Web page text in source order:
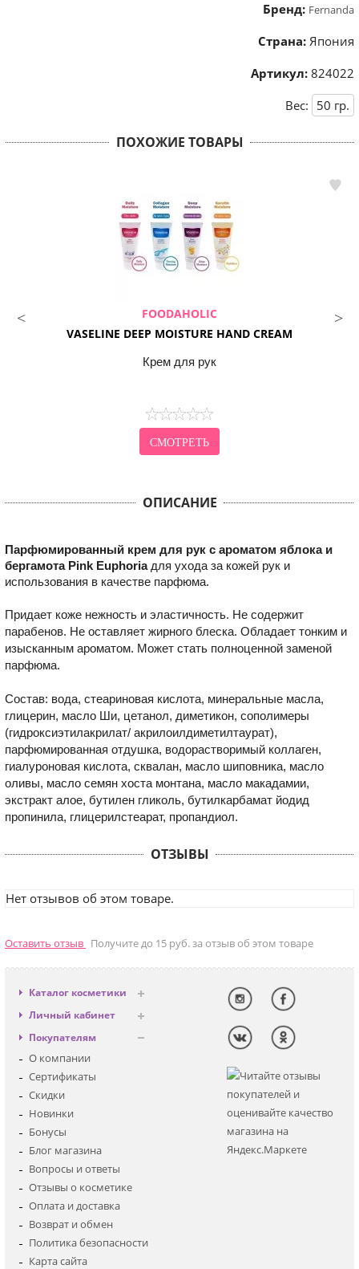
Бренд: Fernanda
Страна: Япония
Артикул: 824022
Вес: 50 гр.
ПОХОЖИЕ ТОВАРЫ
FOODAHOLIC
VASELINE DEEP MOISTURE HAND CREAM
Крем для рук
СМОТРЕТЬ
ОПИСАНИЕ
Парфюмированный крем для рук с ароматом яблока и
бергамота Pink Euphoria для ухода за кожей рук и
использования в качестве парфюма.
Придает коже нежность и эластичность. Не содержит
парабенов. Не оставляет жирного блеска. Обладает тонким и
изысканным ароматом. Может стать полноценной заменой
парфюма.
Состав: вода, стеариновая кислота, минеральные масла,
глицерин, масло Ши, цетанол, диметикон, сополимеры
(гидроксиэтилакрилат/ акрилоилдиметилтаурат),
парфюмированная отдушка, водорастворимый коллаген,
гиалуроновая кислота, сквалан, масло шиповника, масло
оливы, масло семян хоста монтана, масло макадамии,
экстракт алое, бутилен гликоль, бутилкарбамат йодид
пропинила, глицерилстеарат, пропандиол.
ОТЗЫВЫ
Нет отзывов об этом товаре.
Оставить отзыв Получите до 15 руб. за отзыв об этом товаре
Каталог косметики
Антивозрастная
Декоративная
Для глаз
Для тела
Наборы
Детская
Личный кабинет
Вход
Регистрация
Покупателям
О компании
Сертификаты
Скидки
Новинки
Бонусы
Блог магазина
Вопросы и ответы
Отзывы о косметике
Оплата и доставка
Возврат и обмен
Политика безопасности
Карта сайта